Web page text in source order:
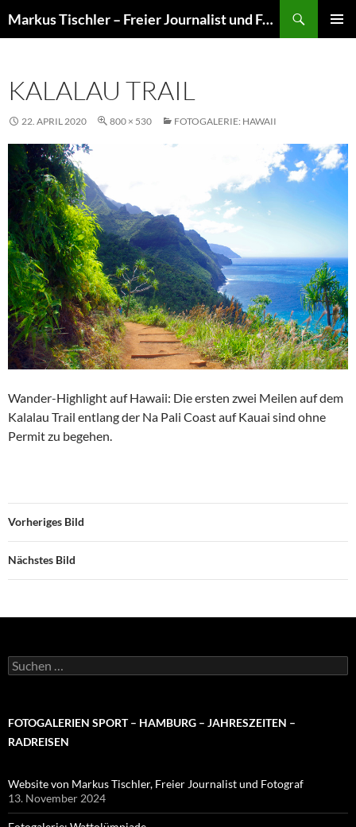
Markus Tischler – Freier Journalist und Fotograf
KALALAU TRAIL
22. APRIL 2020 800 × 530 FOTOGALERIE: HAWAII
Wander-Highlight auf Hawaii: Die ersten zwei Meilen auf dem
Kalalau Trail entlang der Na Pali Coast auf Kauai sind ohne
Permit zu begehen.
Vorheriges Bild
Nächstes Bild
Suchen
nach:
FOTOGALERIEN SPORT – HAMBURG – JAHRESZEITEN –
RADREISEN
Website von Markus Tischler, Freier Journalist und Fotograf
13. November 2024